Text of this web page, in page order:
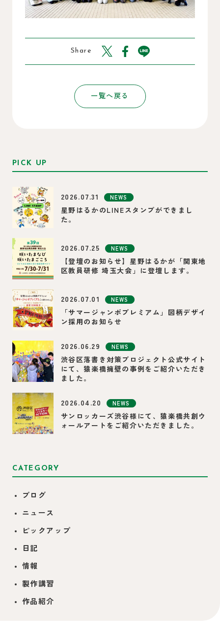
Share
一覧へ戻る
PICK UP
2026.07.31 NEWS
星野はるかのLINEスタンプができまし
た。
2026.07.25 NEWS
【登壇のお知らせ】星野はるかが「関東地
区教員研修 埼玉大会」に登壇します。
2026.07.01 NEWS
「サマージャンボプレミアム」図柄デザイ
ン採用のお知らせ
2026.06.29 NEWS
渋谷区落書き対策プロジェクト公式サイト
にて、猿楽橋擁壁の事例をご紹介いただき
ました。
2026.04.20 NEWS
サンロッカーズ渋谷様にて、猿楽橋共創ウ
ォールアートをご紹介いただきました。
CATEGORY
ブログ
ニュース
ピックアップ
日記
情報
製作講習
作品紹介